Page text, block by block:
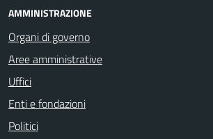
AMMINISTRAZIONE
Organi di governo
Aree amministrative
Uffici
Enti e fondazioni
Politici